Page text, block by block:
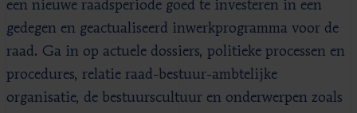
een nieuwe raadsperiode goed te investeren in een
gedegen en geactualiseerd inwerkprogramma voor de
raad. Ga in op actuele dossiers, politieke processen en
procedures, relatie raad-bestuur-ambtelijke
organisatie, de bestuurscultuur en onderwerpen zoals